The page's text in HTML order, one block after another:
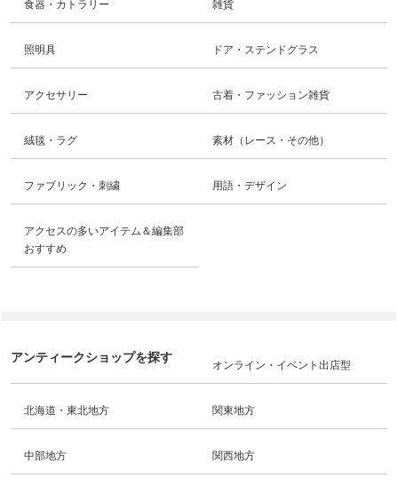
食器・カトラリー 雑貨
照明具 ドア・ステンドグラス
アクセサリー 古着・ファッション雑貨
絨毯・ラグ 素材（レース・その他）
ファブリック・刺繍 用語・デザイン
アクセスの多いアイテム＆編集部
おすすめ
アンティークショップを探す
オンライン・イベント出店型
北海道・東北地方 関東地方
中部地方 関西地方